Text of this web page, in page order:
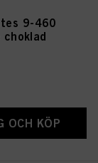
9-460
OCH KÖP